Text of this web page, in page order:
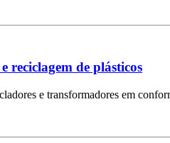
reciclagem de plásticos
e transformadores em